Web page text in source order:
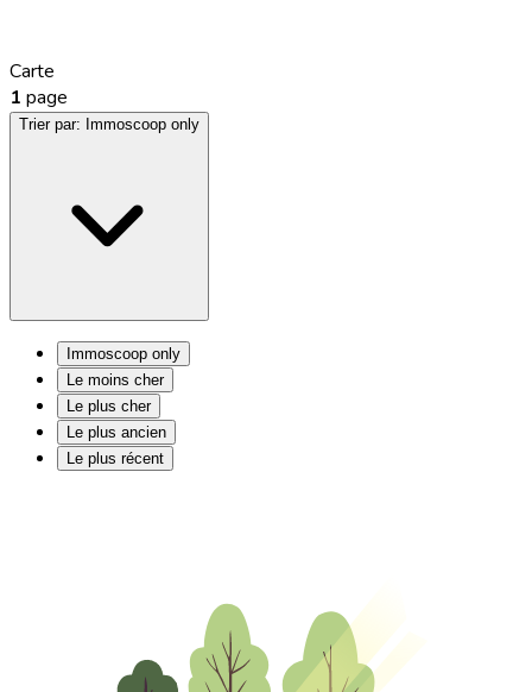
Carte
1 page
Trier par: Immoscoop only
Immoscoop only
Le moins cher
Le plus cher
Le plus ancien
Le plus récent